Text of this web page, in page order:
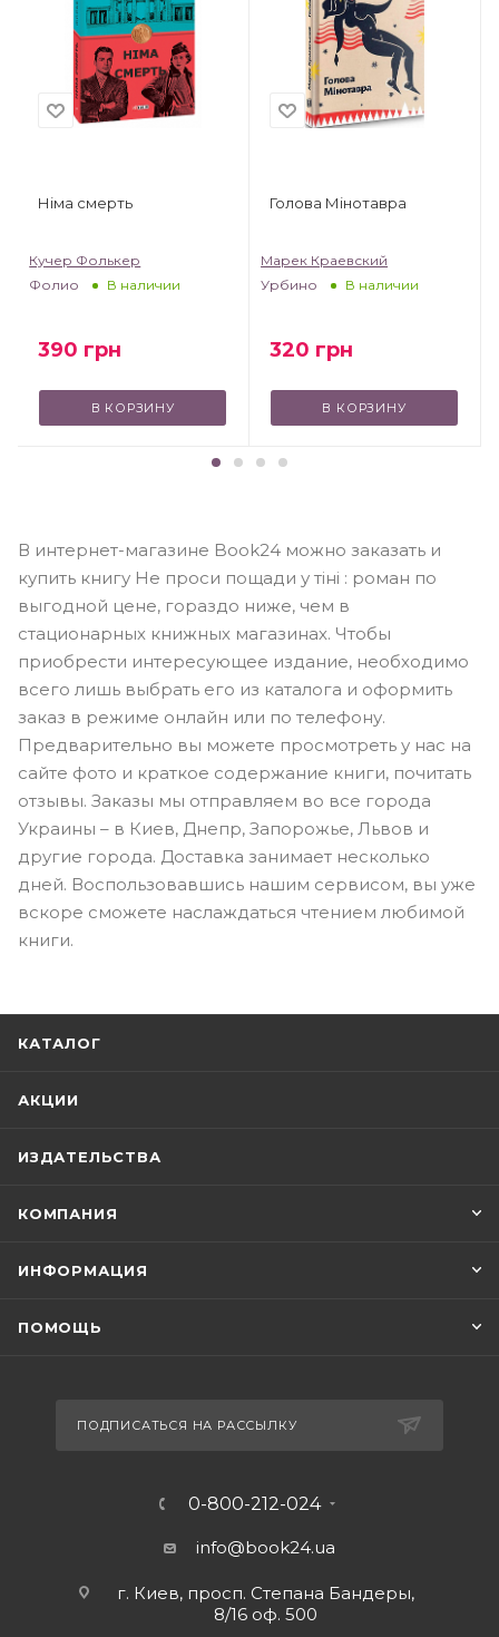
Німа смерть
Кучер Фолькер
Фолио
В наличии
390 грн
В КОРЗИНУ
Голова Мінотавра
Марек Краевский
Урбино
В наличии
320 грн
В КОРЗИНУ
В интернет-магазине Book24 можно заказать и
купить книгу Не проси пощади у тіні : роман по
выгодной цене, гораздо ниже, чем в
стационарных книжных магазинах. Чтобы
приобрести интересующее издание, необходимо
всего лишь выбрать его из каталога и оформить
заказ в режиме онлайн или по телефону.
Предварительно вы можете просмотреть у нас на
сайте фото и краткое содержание книги, почитать
отзывы. Заказы мы отправляем во все города
Украины – в Киев, Днепр, Запорожье, Львов и
другие города. Доставка занимает несколько
дней. Воспользовавшись нашим сервисом, вы уже
вскоре сможете наслаждаться чтением любимой
книги.
КАТАЛОГ
АКЦИИ
ИЗДАТЕЛЬСТВА
КОМПАНИЯ
ИНФОРМАЦИЯ
ПОМОЩЬ
ПОДПИСАТЬСЯ НА РАССЫЛКУ
0-800-212-024
info@book24.ua
г. Киев, просп. Степана Бандеры,
8/16 оф. 500